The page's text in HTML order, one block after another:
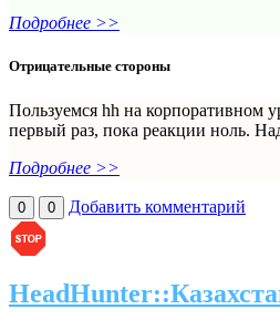
Подробнее >>
Отрицательные стороны
Пользуемся hh на корпоративном
первый раз, пока реакции ноль.
Подробнее >>
0 0 Добавить комментарий